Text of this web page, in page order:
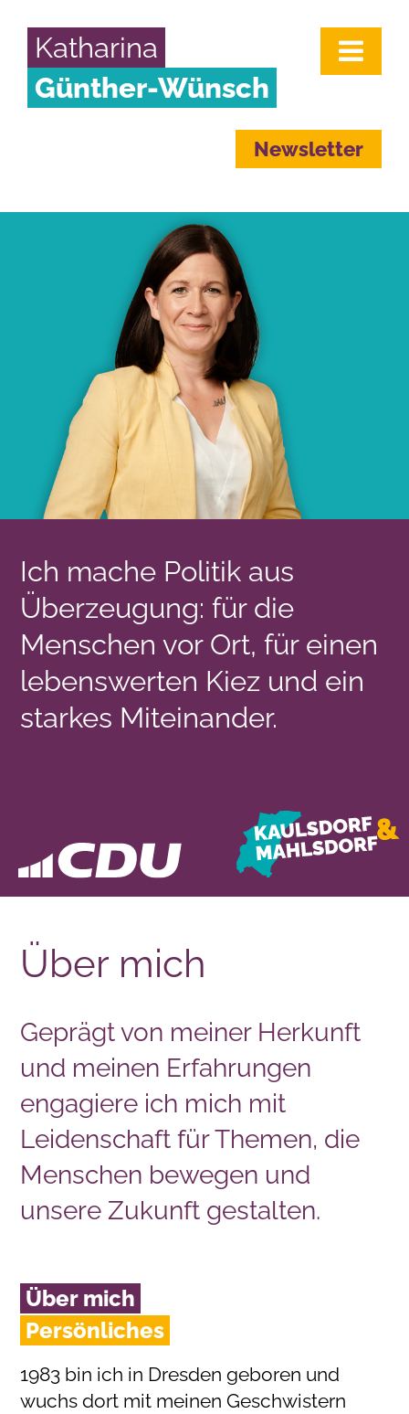
Katharina
Günther-Wünsch
Newsletter
Ich mache Politik aus
Überzeugung: für die
Menschen vor Ort, für einen
lebenswerten Kiez und ein
starkes Miteinander.
Über mich
Geprägt von meiner Herkunft
und meinen Erfahrungen
engagiere ich mich mit
Leidenschaft für Themen, die
Menschen bewegen und
unsere Zukunft gestalten.
Über mich
Persönliches
1983 bin ich in Dresden geboren und
wuchs dort mit meinen Geschwistern